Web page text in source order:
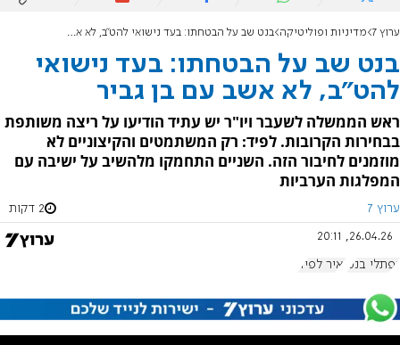
ערוץ 7 מדיניות ופוליטיקה בנט שב על הבטחתו: בעד נישואי להט"ב, לא אשב עם בן גביר
בנט שב על הבטחתו: בעד נישואי
להט"ב, לא אשב עם בן גביר
ראש הממשלה לשעבר ויו"ר יש עתיד הודיעו על ריצה משותפת
בבחירות הקרובות. לפיד: רק המשתמטים והקיצוניים לא
מוזמנים לחיבור הזה. השניים התחמקו מלהשיב על ישיבה עם
המפלגות הערביות
ערוץ 7 2 דקות
26.04.26, 20:11
נפתלי בנט יאיר לפיד